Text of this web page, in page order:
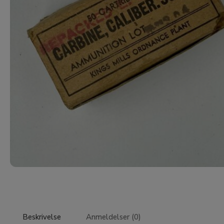
Beskrivelse Anmeldelser (0)